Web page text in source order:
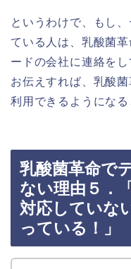
というわけで、もし
ている人は、乳酸菌
ードの会社に連絡を
お伝えすれば、乳酸
利用できるようになる
乳酸菌革命で
ない理由５．
対応していな
っている！」